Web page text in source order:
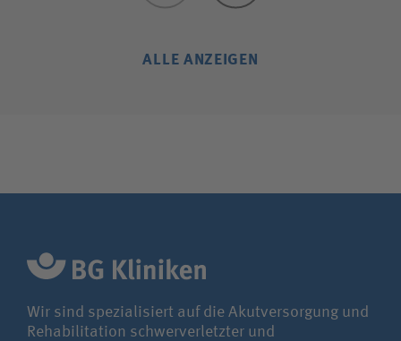
ALLE ANZEIGEN
Wir sind spezialisiert auf die Akutversorgung und
Rehabilitation schwerverletzter und